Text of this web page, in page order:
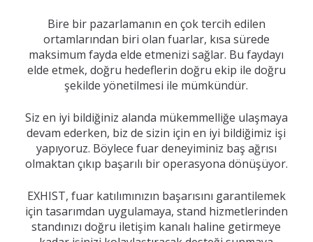
Bire bir pazarlamanın en çok tercih edilen
ortamlarından biri olan fuarlar, kısa sürede
maksimum fayda elde etmenizi sağlar. Bu faydayı
elde etmek, doğru hedeflerin doğru ekip ile doğru
şekilde yönetilmesi ile mümkündür.
Siz en iyi bildiğiniz alanda mükemmelliğe ulaşmaya
devam ederken, biz de sizin için en iyi bildiğimiz işi
yapıyoruz. Böylece fuar deneyiminiz baş ağrısı
olmaktan çıkıp başarılı bir operasyona dönüşüyor.
EXHIST, fuar katılımınızın başarısını garantilemek
için tasarımdan uygulamaya, stand hizmetlerinden
standınızı doğru iletişim kanalı haline getirmeye